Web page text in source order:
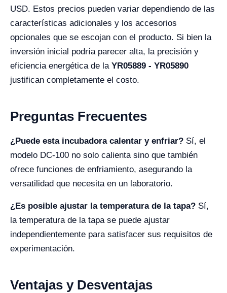
USD. Estos precios pueden variar dependiendo de las
características adicionales y los accesorios
opcionales que se escojan con el producto. Si bien la
inversión inicial podría parecer alta, la precisión y
eficiencia energética de la YR05889 - YR05890
justifican completamente el costo.
Preguntas Frecuentes
¿Puede esta incubadora calentar y enfriar? Sí, el
modelo DC-100 no solo calienta sino que también
ofrece funciones de enfriamiento, asegurando la
versatilidad que necesita en un laboratorio.
¿Es posible ajustar la temperatura de la tapa? Sí,
la temperatura de la tapa se puede ajustar
independientemente para satisfacer sus requisitos de
experimentación.
Ventajas y Desventajas